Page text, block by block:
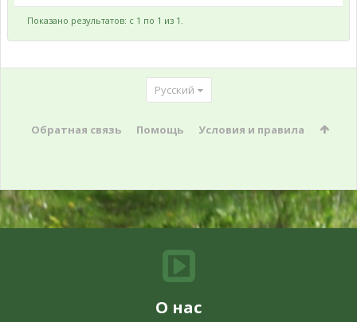
Показано результатов: с 1 по 1 из 1.
Русский
Обратная связь Помощь Условия и правила
О нас